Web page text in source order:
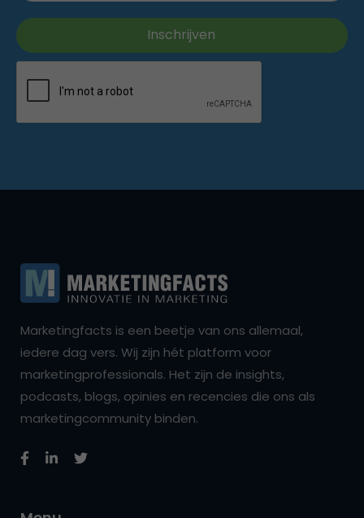
Marketingfacts is een beetje van ons allemaal,
iedere dag vers. Wij zijn hét platform voor
marketingprofessionals. Het zijn de insights,
podcasts, blogs, opinies en recencies die ons als
marketingcommunity binden.